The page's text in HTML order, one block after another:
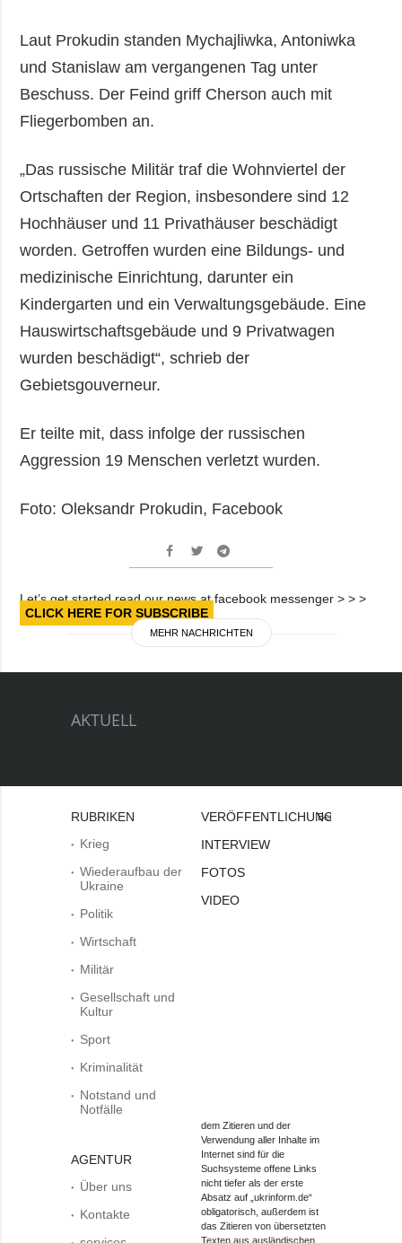
Laut Prokudin standen Mychajliwka, Antoniwka
und Stanislaw am vergangenen Tag unter
Beschuss. Der Feind griff Cherson auch mit
Fliegerbomben an.
„Das russische Militär traf die Wohnviertel der
Ortschaften der Region, insbesondere sind 12
Hochhäuser und 11 Privathäuser beschädigt
worden. Getroffen wurden eine Bildungs- und
medizinische Einrichtung, darunter ein
Kindergarten und ein Verwaltungsgebäude. Eine
Hauswirtschaftsgebäude und 9 Privatwagen
wurden beschädigt“, schrieb der
Gebietsgouverneur.
Er teilte mit, dass infolge der russischen
Aggression 19 Menschen verletzt wurden.
Foto: Oleksandr Prokudin, Facebook
Let’s get started read our news at facebook messenger > > >
CLICK HERE FOR SUBSCRIBE
MEHR NACHRICHTEN
AKTUELL
RUBRIKEN
Krieg
Wiederaufbau der
Ukraine
Politik
Wirtschaft
Militär
Gesellschaft und
Kultur
Sport
Kriminalität
Notstand und
Notfälle
AGENTUR
Über uns
Kontakte
VERÖFFENTLICHUNGEN
INTERVIEW
FOTOS
VIDEO
Bei
dem Zitieren und der
Verwendung aller Inhalte im
Internet sind für die
Suchsysteme offene Links
nicht tiefer als der erste
Absatz auf „ukrinform.de“
obligatorisch, außerdem ist
das Zitieren von übersetzten
Texten aus ausländischen